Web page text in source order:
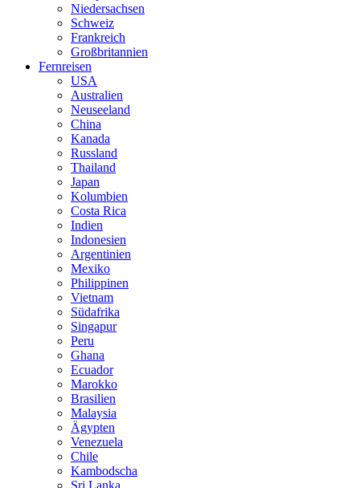
Niedersachsen
Schweiz
Frankreich
Großbritannien
Fernreisen
USA
Australien
Neuseeland
China
Kanada
Russland
Thailand
Japan
Kolumbien
Costa Rica
Indien
Indonesien
Argentinien
Mexiko
Philippinen
Vietnam
Südafrika
Singapur
Peru
Ghana
Ecuador
Marokko
Brasilien
Malaysia
Ägypten
Venezuela
Chile
Kambodscha
Sri Lanka